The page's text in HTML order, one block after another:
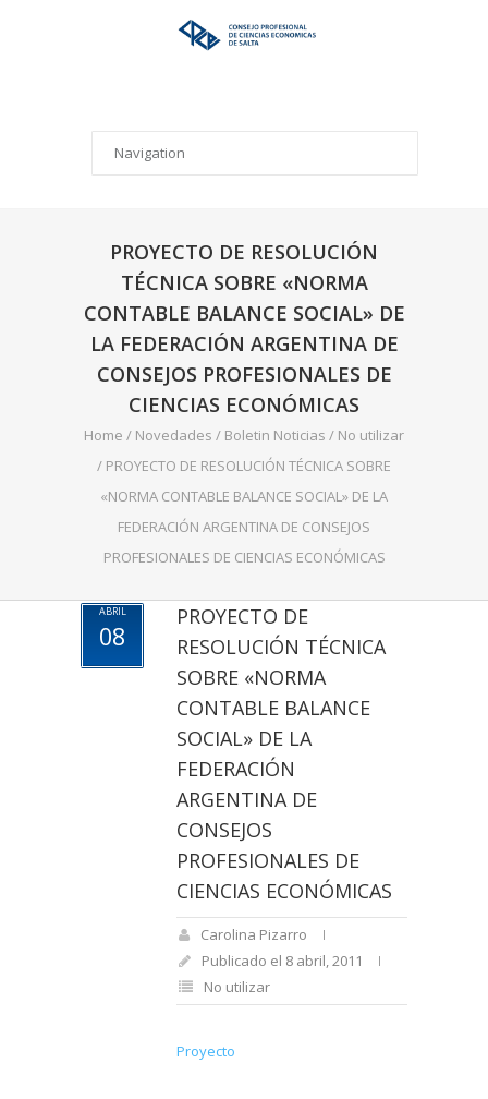
PROYECTO DE RESOLUCIÓN
TÉCNICA SOBRE «NORMA
CONTABLE BALANCE SOCIAL» DE
LA FEDERACIÓN ARGENTINA DE
CONSEJOS PROFESIONALES DE
CIENCIAS ECONÓMICAS
Home / Novedades / Boletin Noticias / No utilizar
/ PROYECTO DE RESOLUCIÓN TÉCNICA SOBRE
«NORMA CONTABLE BALANCE SOCIAL» DE LA
FEDERACIÓN ARGENTINA DE CONSEJOS
PROFESIONALES DE CIENCIAS ECONÓMICAS
ABRIL
08
PROYECTO DE
RESOLUCIÓN TÉCNICA
SOBRE «NORMA
CONTABLE BALANCE
SOCIAL» DE LA
FEDERACIÓN
ARGENTINA DE
CONSEJOS
PROFESIONALES DE
CIENCIAS ECONÓMICAS
Carolina Pizarro
Publicado el 8 abril, 2011
No utilizar
Proyecto